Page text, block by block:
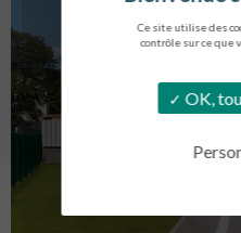
Ce site utilise des
contrôle sur ce que
OK,